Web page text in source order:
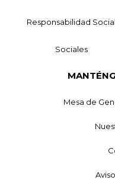
Responsabilidad Social
Sociales
Mesa de